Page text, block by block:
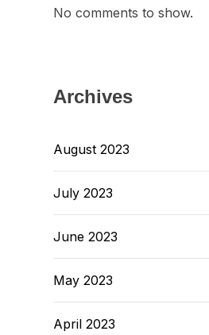
No comments to show.
Archives
August 2023
July 2023
June 2023
May 2023
April 2023